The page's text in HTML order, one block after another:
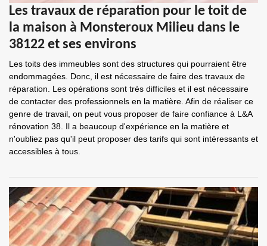
Les travaux de réparation pour le toit de
la maison à Monsteroux Milieu dans le
38122 et ses environs
Les toits des immeubles sont des structures qui pourraient être
endommagées. Donc, il est nécessaire de faire des travaux de
réparation. Les opérations sont très difficiles et il est nécessaire
de contacter des professionnels en la matière. Afin de réaliser ce
genre de travail, on peut vous proposer de faire confiance à L&A
rénovation 38. Il a beaucoup d'expérience en la matière et
n'oubliez pas qu'il peut proposer des tarifs qui sont intéressants et
accessibles à tous.